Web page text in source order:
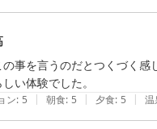
事を言うのだとつくづく感
ン: 5 | 朝食: 5 | 夕食: 5 | 温